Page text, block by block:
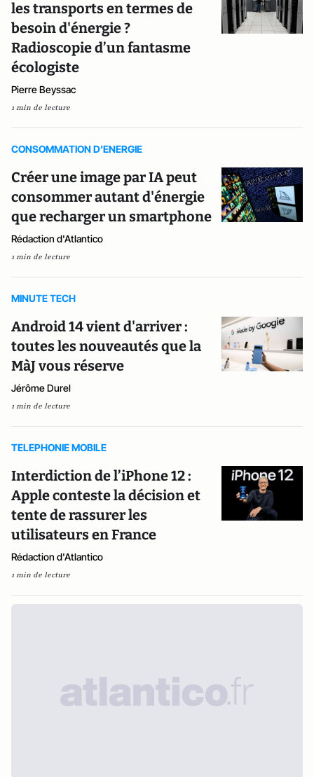
les transports en termes de
besoin d'énergie ?
Radioscopie d’un fantasme
écologiste
Pierre Beyssac
1 min de lecture
CONSOMMATION D'ENERGIE
Créer une image par IA peut
consommer autant d'énergie
que recharger un smartphone
Rédaction d'Atlantico
1 min de lecture
MINUTE TECH
Android 14 vient d'arriver :
toutes les nouveautés que la
MàJ vous réserve
Jérôme Durel
1 min de lecture
TELEPHONIE MOBILE
Interdiction de l’iPhone 12 :
Apple conteste la décision et
tente de rassurer les
utilisateurs en France
Rédaction d'Atlantico
1 min de lecture